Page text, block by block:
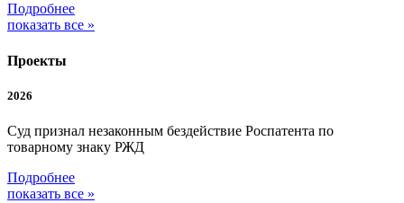
Подробнее
показать все »
Проекты
2026
Суд признал незаконным бездействие Роспатента по
товарному знаку РЖД
Подробнее
показать все »